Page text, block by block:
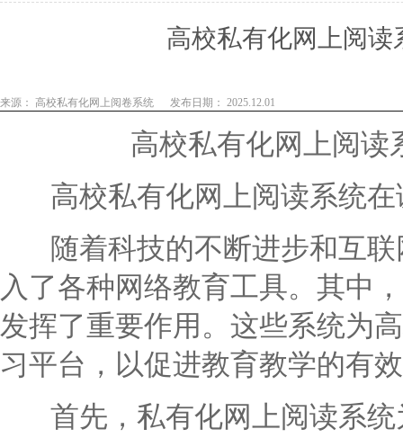
高校私有化网上阅
来源： 高校私有化网上阅卷系统 发布日期： 2025.12.01
高校私有化网上阅读
高校私有化网上阅读系统在
随着科技的不断进步和互联
入了各种网络教育工具。其中
发挥了重要作用。这些系统为
习平台，以促进教育教学的有
首先，私有化网上阅读系统